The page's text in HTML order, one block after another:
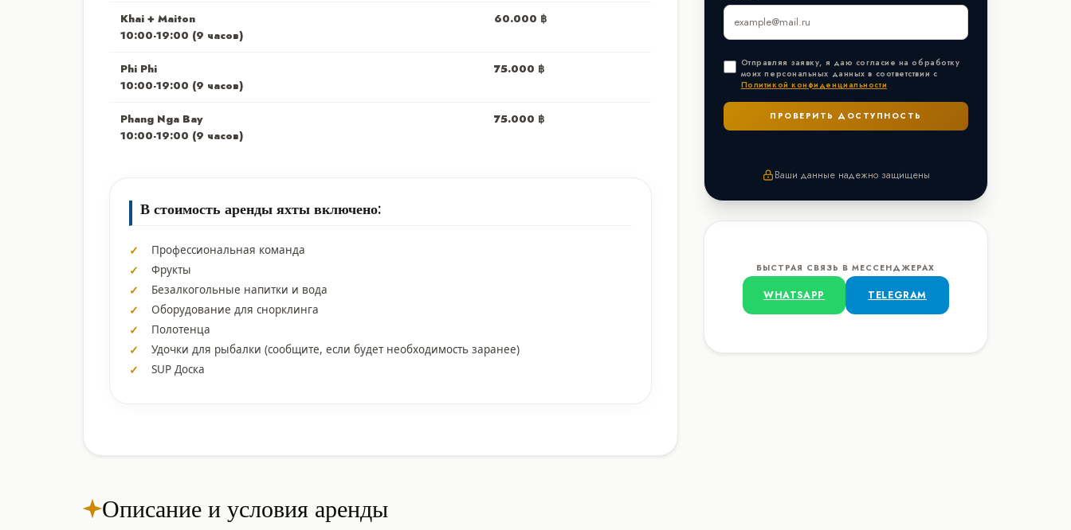
Khai + Maiton
10:00-19:00 (9 часов)
60.000 ฿
Phi Phi
10:00-19:00 (9 часов)
75.000 ฿
Phang Nga Bay
10:00-19:00 (9 часов)
75.000 ฿
В стоимость аренды яхты включено:
Профессиональная команда
Фрукты
Безалкогольные напитки и вода
Оборудование для снорклинга
Полотенца
Удочки для рыбалки (сообщите, если будет необходимость заранее)
SUP Доска
Описание и условия аренды
Отправляя заявку, я даю согласие на обработку
моих персональных данных в соответствии с
Политикой конфиденциальности
Ваши данные надежно защищены
БЫСТРАЯ СВЯЗЬ В МЕССЕНДЖЕРАХ
WHATSAPP TELEGRAM